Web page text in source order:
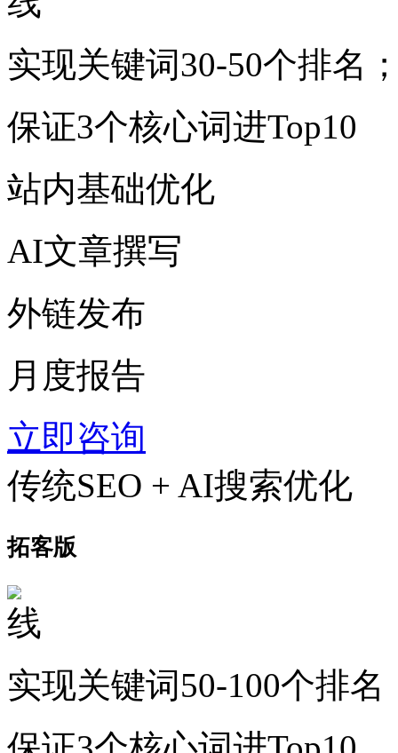
实现关键词30-50个排名
保证3个核心词进Top10
站内基础优化
AI文章撰写
外链发布
月度报告
立即咨询
传统SEO + AI搜索优化
拓客版
实现关键词50-100个排名